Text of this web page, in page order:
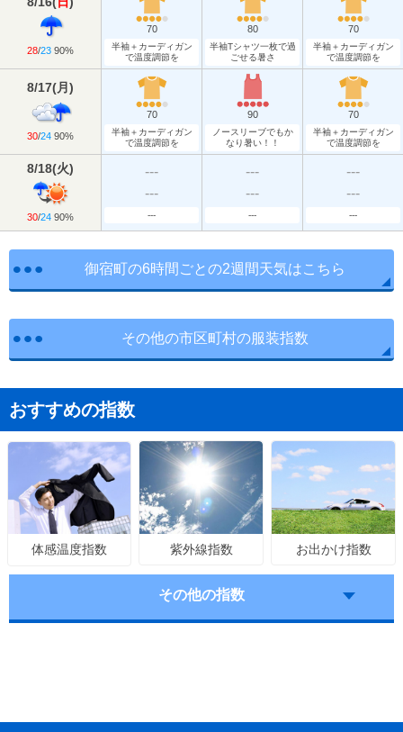
28/23 90%
70
半袖＋カーディガン
で温度調節を
80
半袖Tシャツ一枚で過
ごせる暑さ
70
半袖＋カーディガン
で温度調節を
8/17(月 )
30/24 90%
70
半袖＋カーディガン
で温度調節を
90
ノースリーブでもか
なり暑い！！
70
半袖＋カーディガン
で温度調節を
8/18(火)
30/24 90%
---
---
---
---
---
---
---
---
---
御宿町の6時間ごとの2週間天気はこちら
その他の市区町村の服装指数
おすすめの指数
体感温度指数 紫外線指数 お出かけ指数
その他の指数